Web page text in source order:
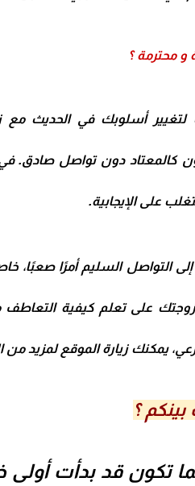
و محترمة ؟
لتغيير أسلوبك في الحديث
كالمعتاد دون تواصل
على الإيجابية.
التواصل السليم أمرًا صعبًا،
على تعلم كيفية
، يمكنك زيارة الموقع لمزيد
تكون قد بدأت